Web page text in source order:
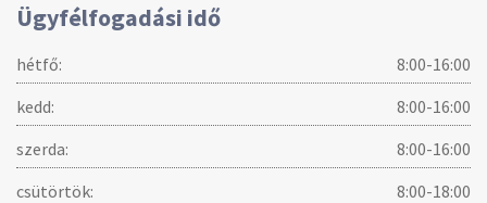
Ügyfélfogadási idő
hétfő:
8:00-16:00
kedd:
8:00-16:00
szerda:
8:00-16:00
csütörtök:
8:00-18:00